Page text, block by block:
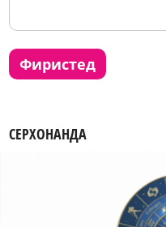
фиристед
СЕРХОНАНДА